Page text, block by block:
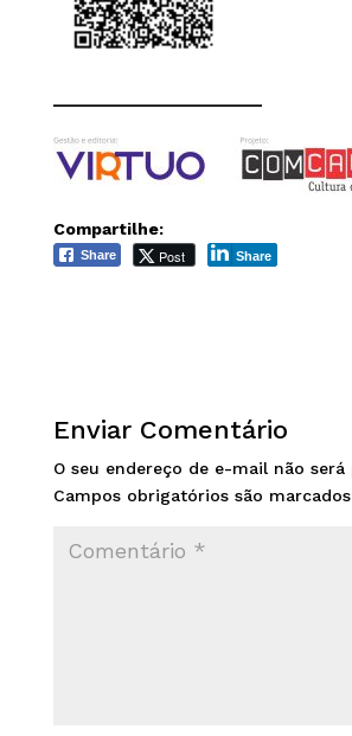
Compartilhe:
Share Post Share
Enviar Comentário
O seu endereço de e-mail não será
Campos obrigatórios são